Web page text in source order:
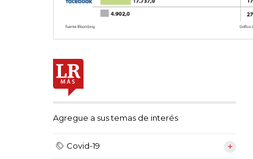
Agregue a sus temas de interés
Covid-19